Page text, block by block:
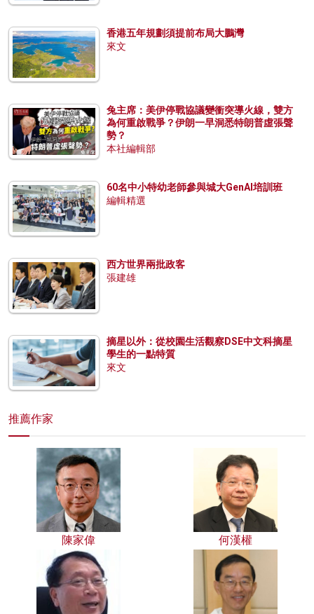
香港五年規劃須提前布局大鵬灣
來文
兔主席：美伊停戰協議變衝突導火線，雙方
為何重啟戰爭？伊朗一早洞悉特朗普虛張聲
勢？
本社編輯部
60名中小特幼老師參與城大GenAI培訓班
編輯精選
西方世界兩批政客
張建雄
摘星以外：從校園生活觀察DSE中文科摘星
學生的一點特質
來文
推薦作家
陳家偉 何漢權